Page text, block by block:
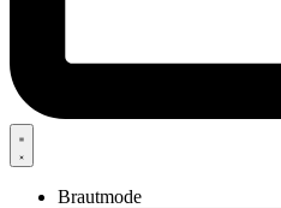
Brautmode